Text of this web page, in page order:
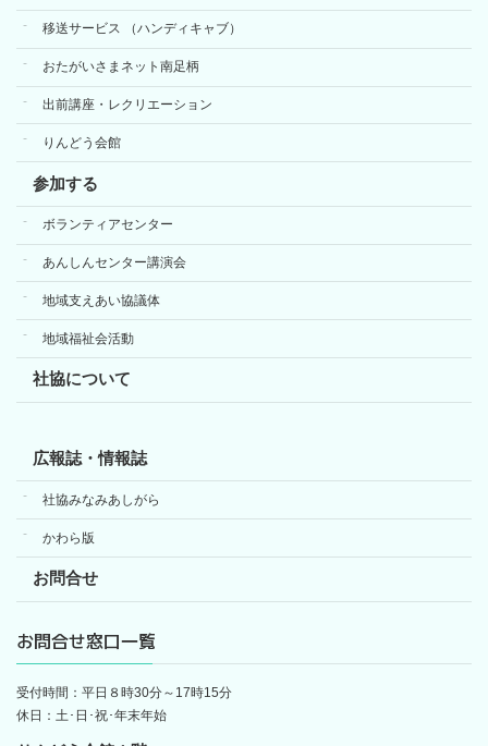
移送サービス （ハンディキャブ）
おたがいさまネット南足柄
出前講座・レクリエーション
りんどう会館
参加する
ボランティアセンター
あんしんセンター講演会
地域支えあい協議体
地域福祉会活動
社協について
広報誌・情報誌
社協みなみあしがら
かわら版
お問合せ
お問合せ窓口一覧
受付時間：平日８時30分～17時15分
休日：土･日･祝･年末年始